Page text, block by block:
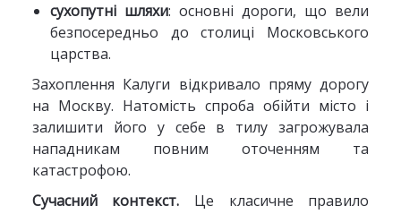
сухопутні шляхи: основні дороги, що вели
безпосередньо до столиці Московського
царства.
Захоплення Калуги відкривало пряму дорогу
на Москву. Натомість спроба обійти місто і
залишити його у себе в тилу загрожувала
нападникам повним оточенням та
катастрофою.
Сучасний контекст. Це класичне правило